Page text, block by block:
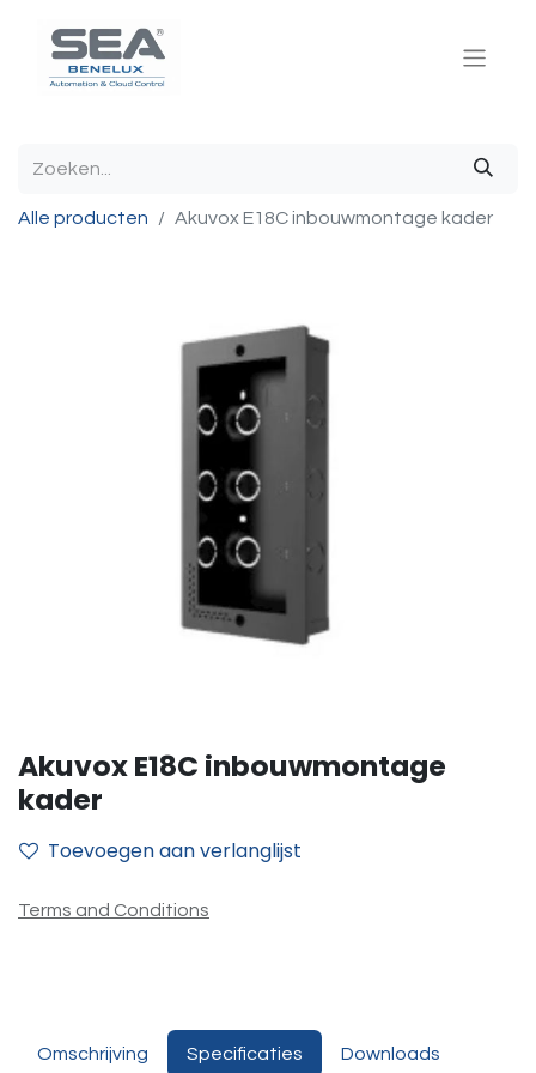
Alle producten Akuvox E18C inbouwmontage kader
Akuvox E18C inbouwmontage
kader
Toevoegen aan verlanglijst
Terms and Conditions
Omschrijving Specificaties Downloads